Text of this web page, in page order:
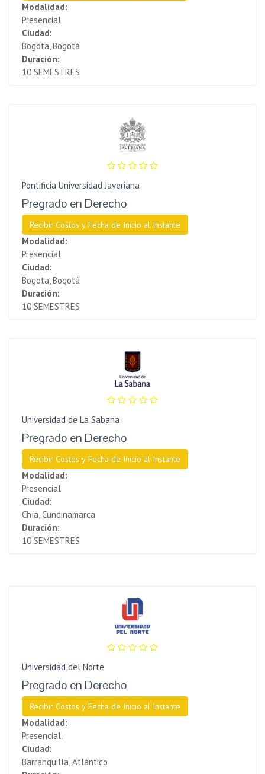
Modalidad:
Presencial
Ciudad:
Bogota, Bogotá
Duración:
10 SEMESTRES
Pontificia Universidad Javeriana
Pregrado en Derecho
Recibir Costos y Fecha de Inicio al Instante
Modalidad:
Presencial
Ciudad:
Bogota, Bogotá
Duración:
10 SEMESTRES
Universidad de La Sabana
Pregrado en Derecho
Recibir Costos y Fecha de Inicio al Instante
Modalidad:
Presencial
Ciudad:
Chía, Cundinamarca
Duración:
10 SEMESTRES
Universidad del Norte
Pregrado en Derecho
Recibir Costos y Fecha de Inicio al Instante
Modalidad:
Presencial.
Ciudad:
Barranquilla, Atlántico